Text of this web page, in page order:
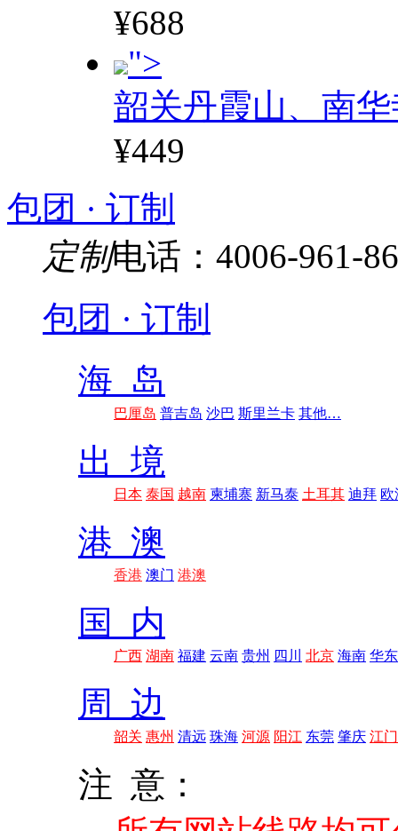
¥688
">
韶关丹霞山、南
¥449
包团 · 订制
定制电话：4006-961-
包团 · 订制
海 岛
巴厘岛 普吉岛 沙巴 斯里兰卡 其他…
出 境
日本 泰国 越南 柬埔寨 新马泰 土耳其 迪拜 欧
港 澳
香港 澳门 港澳
国 内
广西 湖南 福建 云南 贵州 四川 北京 海南 华东
周 边
韶关 惠州 清远 珠海 河源 阳江 东莞 肇庆 江门
注 意：